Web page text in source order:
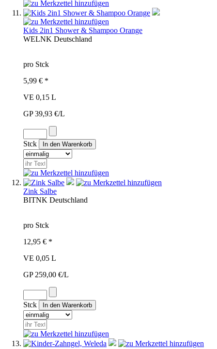
Kids 2in1 Shower & Shampoo Orange
WELNK Deutschland
pro Stck
5,99 € *
VE 0,15 L
GP 39,93 €/L
Stck
Zink Salbe
BITNK Deutschland
pro Stck
12,95 € *
VE 0,05 L
GP 259,00 €/L
Stck